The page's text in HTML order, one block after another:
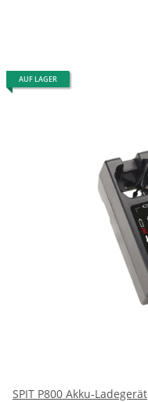
AUF LAGER
SPIT P800 Akku-Ladegerät